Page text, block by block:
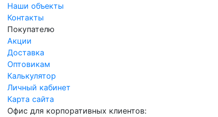
Наши объекты
Контакты
Покупателю
Акции
Доставка
Оптовикам
Калькулятор
Личный кабинет
Карта сайта
Офис для корпоративных клиентов: